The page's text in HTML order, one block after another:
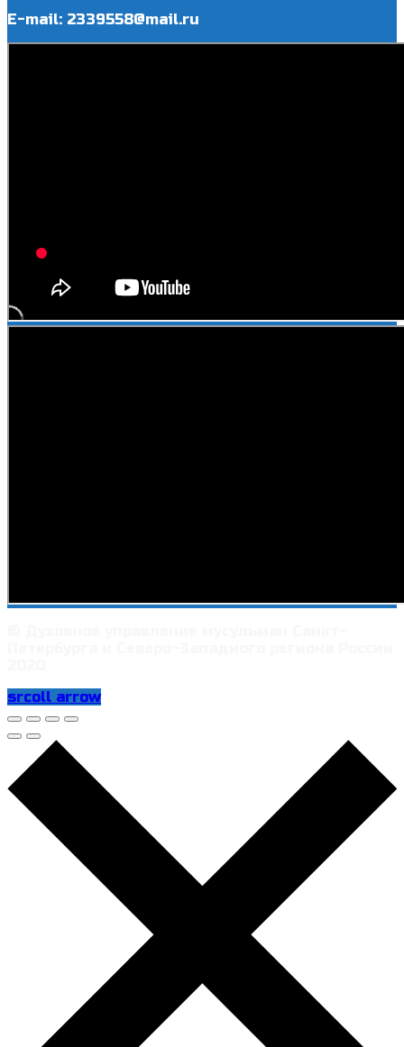
E-mail: 2339558@mail.ru
srcoll arrow